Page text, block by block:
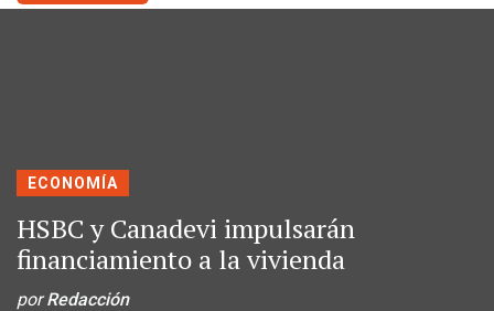
ECONOMÍA
HSBC y Canadevi impulsarán
financiamiento a la vivienda
porRedacción